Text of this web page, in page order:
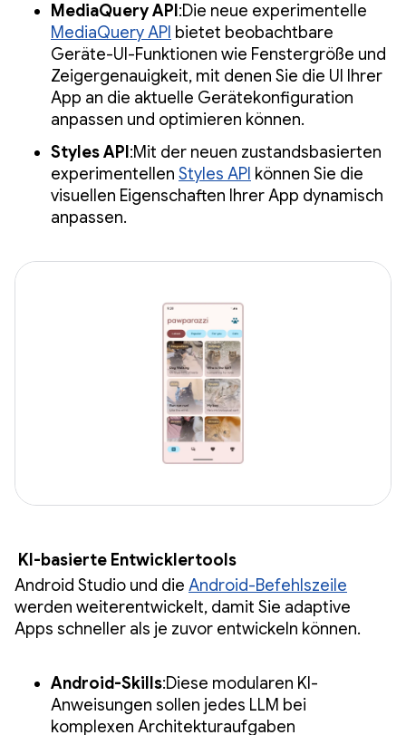
MediaQuery API :Die neue experimentelle
MediaQuery API bietet beobachtbare
Geräte-UI-Funktionen wie Fenstergröße und
Zeigergenauigkeit, mit denen Sie die UI Ihrer
App an die aktuelle Gerätekonfiguration
anpassen und optimieren können.
Styles API :Mit der neuen zustandsbasierten
experimentellen Styles API können Sie die
visuellen Eigenschaften Ihrer App dynamisch
anpassen.
KI-basierte Entwicklertools
Android Studio und die Android-Befehlszeile
werden weiterentwickelt, damit Sie adaptive
Apps schneller als je zuvor entwickeln können.
Android-Skills:Diese modularen KI-
Anweisungen sollen jedes LLM bei
komplexen Architekturaufgaben